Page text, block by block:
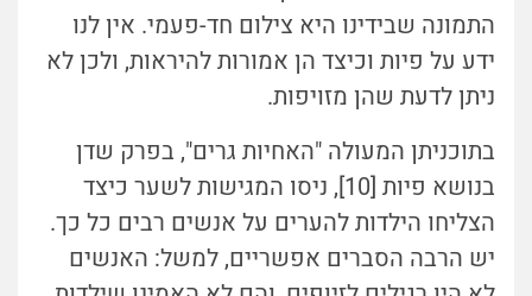
התמונה שבידינו היא צילום חד-פעמי. אין לנו
ידע על פיות וכיצד הן אמורות להיראות, ולכן לא
ניתן לדעת שהן מזויפות.
בתוכניתן המעולה "האחיות גרים", בפרק שדן
בנושא פיות [10], ניסו המגישות לשער כיצד
הצליחו הילדות להערים על אנשים רבים כל כך.
יש הרבה הסברים אפשריים, למשל: האנשים